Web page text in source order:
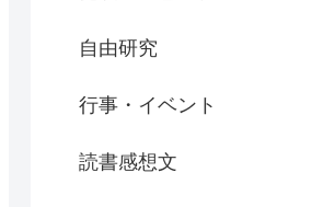
自由研究
行事・イベント
読書感想文